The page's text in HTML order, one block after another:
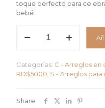
toque perfecto para
bebé.
Baby
Categorías: C - Arreglos en
RD$5000 S - Arreglos para
Share